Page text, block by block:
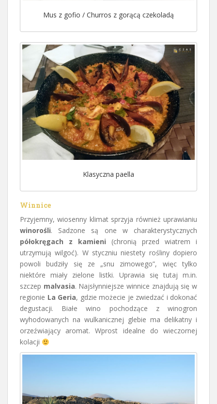
Mus z gofio / Churros z gorącą czekoladą
Klasyczna paella
Winnice
Przyjemny, wiosenny klimat sprzyja również uprawianiu
winorośli. Sadzone są one w charakterystycznych
półokręgach z kamieni (chronią przed wiatrem i
utrzymują wilgoć). W styczniu niestety rośliny dopiero
powoli budziły się ze „snu zimowego”, więc tylko
niektóre miały zielone listki. Uprawia się tutaj m.in.
szczep malvasia. Najsłynniejsze winnice znajdują się w
regionie La Geria, gdzie możecie je zwiedzać i dokonać
degustacji. Białe wino pochodzące z winogron
wyhodowanych na wulkanicznej glebie ma delikatny i
orzeźwiający aromat. Wprost idealne do wieczornej
kolacji